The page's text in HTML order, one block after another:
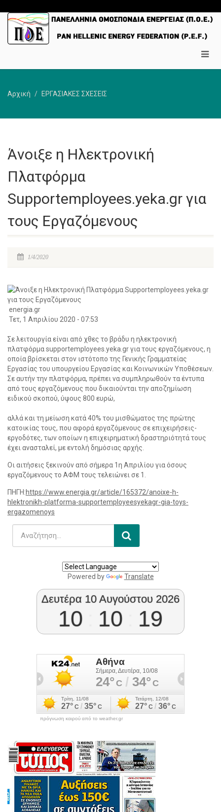
Αρχική ΕΡΓΑΣΙΑΚΕΣ ΣΧΕΣΕΙΣ
Άνοιξε η Ηλεκτρονική
Πλατφόρμα
Supportemployees.yeka.gr για
τους Εργαζόμενους
1/4/2020
energia.gr
Τετ, 1 Απριλίου 2020 - 07:53
Σε λειτουργία είναι από χθες το βράδυ η ηλεκτρονική
πλατφόρμα supportemployees.yeka.gr για τους εργαζόμενους, η
οποία βρίσκεται στον ιστότοπο της Γενικής Γραμματείας
Εργασίας του υπουργείου Εργασίας και Κοινωνικών Υποθέσεων.
Σε αυτήν την πλατφόρμα, πρέπει να συμπληρωθούν τα έντυπα
από τους εργαζόμενους που δικαιούνται την αποζημίωση
ειδικού σκοπού, ύψους 800 ευρώ,
αλλά και τη μείωση κατά 40% του μισθώματος της πρώτης
κατοικίας τους, που αφορά εργαζόμενους σε επιχειρήσεις-
εργοδότες, των οποίων η επιχειρηματική δραστηριότητά τους
έχει ανασταλεί, με εντολή δημόσιας αρχής.
Οι αιτήσεις ξεκινούν από σήμερα 1η Απριλίου για όσους
εργαζόμενους το ΑΦΜ τους τελειώνει σε 1.
ΠΗΓΗ:https://www.energia.gr/article/165372/anoixe-h-
hlektronikh-platforma-supportemployeesyekagr-gia-toys-
ergazomenoys
Powered by Translate
Δευτέρα 10 Αυγούστου 2026
10 10 19
πρόγνωση καιρού από το weather.gr